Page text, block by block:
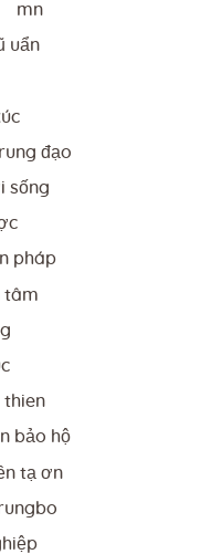
mn
uẩn
đạo
sống
pháp
tâm
thien
bảo hộ
tạ ơn